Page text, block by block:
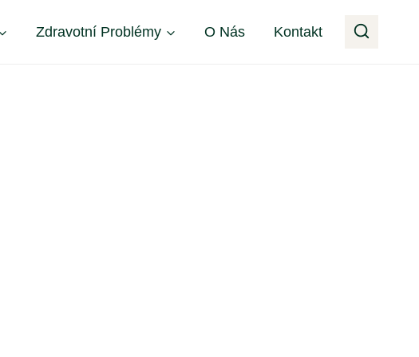
Zdravotní Problémy O Nás Kontakt